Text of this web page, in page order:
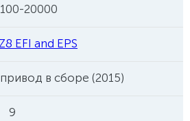
20000
EFI and EPS
в сборе (2015)
9